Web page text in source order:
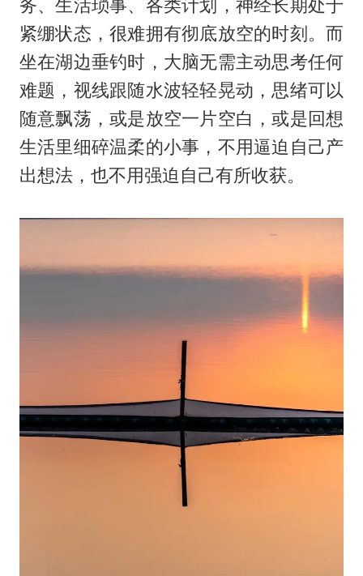
务、生活琐事、各类计划，神经长期处于
紧绷状态，很难拥有彻底放空的时刻。而
坐在湖边垂钓时，大脑无需主动思考任何
难题，视线跟随水波轻轻晃动，思绪可以
随意飘荡，或是放空一片空白，或是回想
生活里细碎温柔的小事，不用逼迫自己产
出想法，也不用强迫自己有所收获。